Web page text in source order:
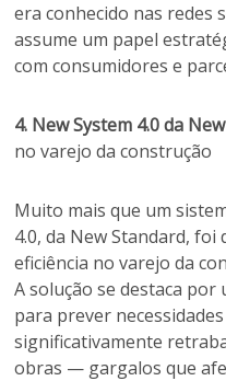
era conhecido nas redes
assume um papel
com consumidores e
4. New System 4.0 da
no varejo da construção
Muito mais que um
4.0, da New Standard,
eficiência no varejo da
A solução se destaca
para prever
significativamente
obras — gargalos que